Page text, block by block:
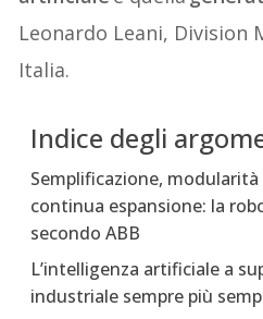
Leonardo Leani, Division
Italia.
Indice degli
Semplificazione, modularità
continua espansione: la
secondo ABB
L’intelligenza artificiale a
industriale sempre più